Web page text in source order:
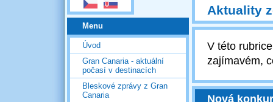
Menu
Úvod
Gran Canaria - aktuální
počasí v destinacích
Bleskové zprávy z Gran
Canaria
Aktuality
V této
zajímavém,
Nová